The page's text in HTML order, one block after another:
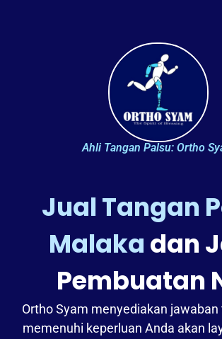
Ahli Tangan Palsu: Ortho
Jual Tangan
Malaka dan
Pembuatan
Ortho Syam menyediakan
memenuhi keperluan Anda akan